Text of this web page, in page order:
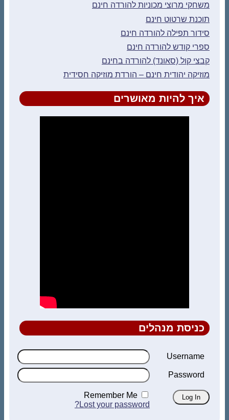
משחקי מרוצי מכוניות להורדה חינם
תוכנת שרטוט חינם
סידור תפילה להורדה חינם
ספרי קודש להורדה חינם
קבצי קול (סאונד) להורדה בחינם
מוזיקה יהודית חינם – הורדת מוזיקה חסידית
איך להיות מאושרים
כניסת מנהלים
Username
Password
Remember Me
Lost your password?